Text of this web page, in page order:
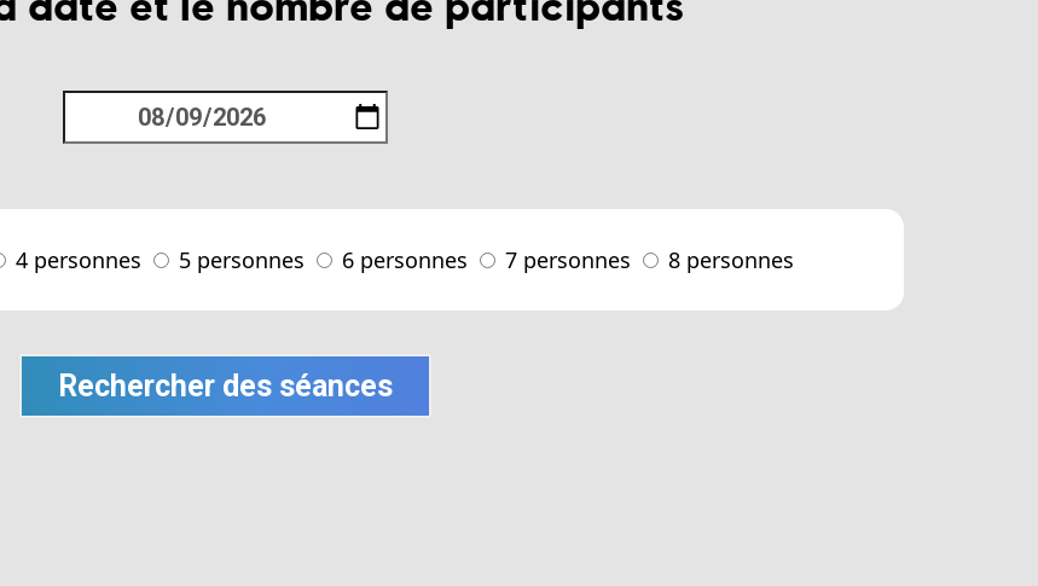
4 personnes 5 personnes 6 personnes 7 personnes 8 personnes